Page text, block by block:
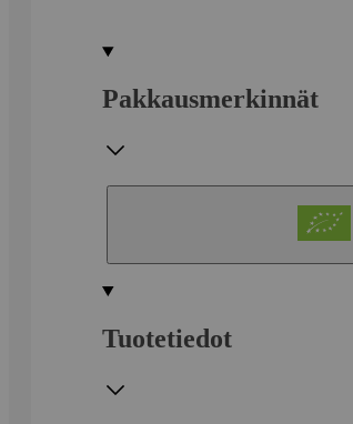
Pakkausmerkinnät
Tuotetiedot